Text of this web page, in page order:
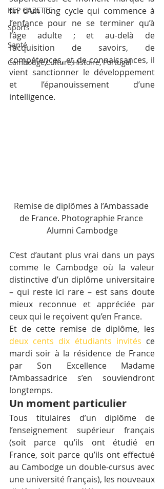
KEP GAZETTE
Sports
Santé
Cambodge,Culture,Histoire, Portugal
fin d’un long cycle qui commence à
l’enfance pour ne se terminer qu’à
l’âge adulte ; et au-delà de
l’acquisition de savoirs, de
compétences, et de connaissances, il
vient sanctionner le développement
et l’épanouissement d’une
intelligence.
Remise de diplômes à l’Ambassade
de France. Photographie France
Alumni Cambodge
C’est d’autant plus vrai dans un pays
comme le Cambodge où la valeur
distinctive d’un diplôme universitaire
– qui reste ici rare – est sans doute
mieux reconnue et appréciée par
ceux qui le reçoivent qu’en France.
deux cents dix étudiants invités ce
mardi soir à la résidence de France
par Son Excellence Madame
l’Ambassadrice s’en souviendront
longtemps.
Un moment particulier
Tous titulaires d’un diplôme de
l’enseignement supérieur français
(soit parce qu’ils ont étudié en
France, soit parce qu’ils ont effectué
au Cambodge un double-cursus avec
une université français), les nouveaux